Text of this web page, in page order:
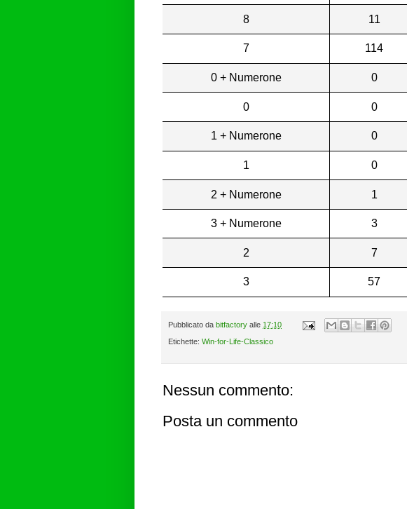
8 11
7 114
0 + Numerone 0
0 0
1 + Numerone 0
1 0
2 + Numerone 1
3 + Numerone 3
2 7
3 57
Pubblicato da bitfactory alle 17:10
Etichette: Win-for-Life-Classico
Nessun commento:
Posta un commento